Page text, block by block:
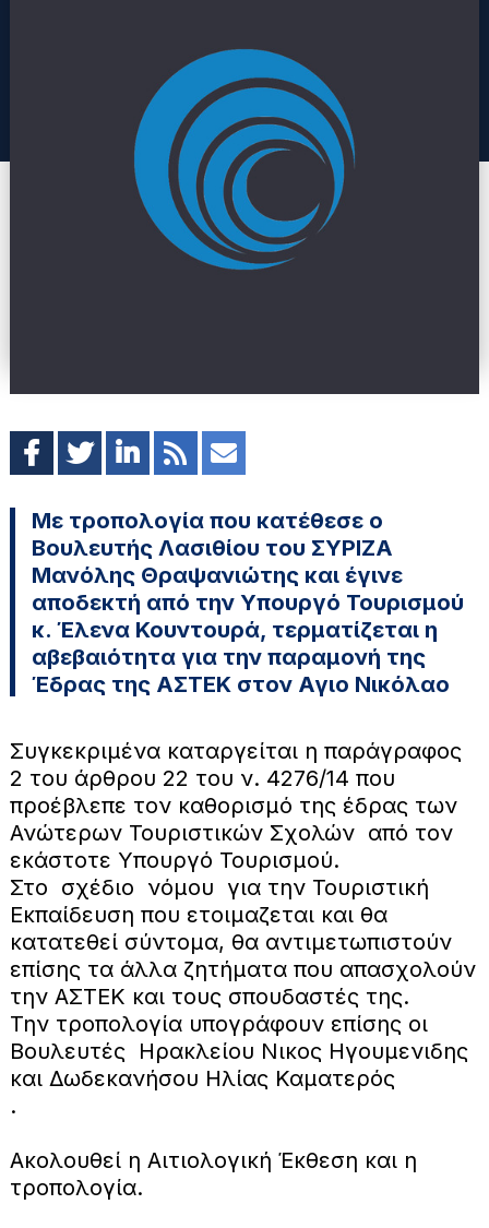
Με τροπολογία που κατέθεσε ο
Βουλευτής Λασιθίου του ΣΥΡΙΖΑ
Μανόλης Θραψανιώτης και έγινε
αποδεκτή από την Υπουργό Τουρισμού
κ. Έλενα Κουντουρά, τερματίζεται η
αβεβαιότητα για την παραμονή της
Έδρας της ΑΣΤΕΚ στον Αγιο Νικόλαο
Συγκεκριμένα καταργείται η παράγραφος
2 του άρθρου 22 του ν. 4276/14 που
προέβλεπε τον καθορισμό της έδρας των
Ανώτερων Τουριστικών Σχολών από τον
εκάστοτε Υπουργό Τουρισμού.
Στο σχέδιο νόμου για την Τουριστική
Εκπαίδευση που ετοιμαζεται και θα
κατατεθεί σύντομα, θα αντιμετωπιστούν
επίσης τα άλλα ζητήματα που απασχολούν
την ΑΣΤΕΚ και τους σπουδαστές της.
Την τροπολογία υπογράφουν επίσης οι
Βουλευτές Ηρακλείου Νικος Ηγουμενιδης
και Δωδεκανήσου Ηλίας Καματερός
.
Ακολουθεί η Αιτιολογική Έκθεση και η
τροπολογία.